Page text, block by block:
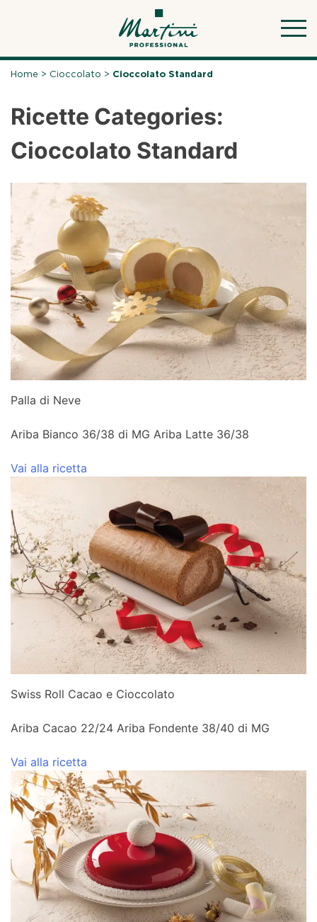
Home > Cioccolato > Cioccolato Standard
Ricette Categories:
Cioccolato Standard
Palla di Neve
Ariba Bianco 36/38 di MG Ariba Latte 36/38
Vai alla ricetta
Swiss Roll Cacao e Cioccolato
Ariba Cacao 22/24 Ariba Fondente 38/40 di MG
Vai alla ricetta